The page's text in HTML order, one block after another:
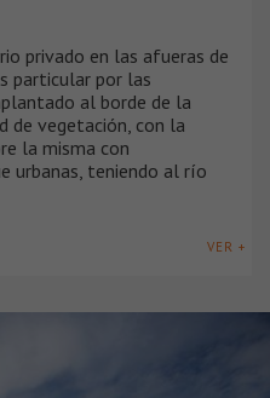
privado en las afueras de
particular por las
al borde de la
de vegetación, con la
la misma con
urbanas, teniendo al río
VER +